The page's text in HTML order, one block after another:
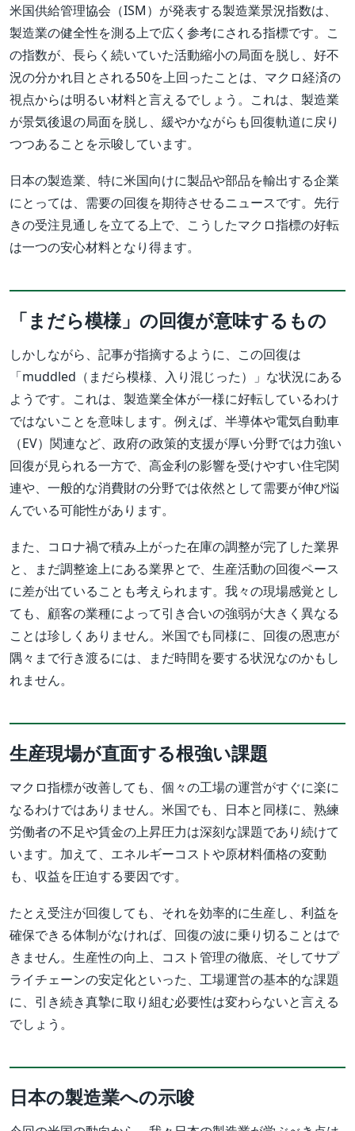
米国供給管理協会（ISM）が発表する製造業景況指数は、
製造業の健全性を測る上で広く参考にされる指標です。こ
の指数が、長らく続いていた活動縮小の局面を脱し、好不
況の分かれ目とされる50を上回ったことは、マクロ経済の
視点からは明るい材料と言えるでしょう。これは、製造業
が景気後退の局面を脱し、緩やかながらも回復軌道に戻り
つつあることを示唆しています。
日本の製造業、特に米国向けに製品や部品を輸出する企業
にとっては、需要の回復を期待させるニュースです。先行
きの受注見通しを立てる上で、こうしたマクロ指標の好転
は一つの安心材料となり得ます。
「まだら模様」の回復が意味するもの
しかしながら、記事が指摘するように、この回復は
「muddled（まだら模様、入り混じった）」な状況にある
ようです。これは、製造業全体が一様に好転しているわけ
ではないことを意味します。例えば、半導体や電気自動車
（EV）関連など、政府の政策的支援が厚い分野では力強い
回復が見られる一方で、高金利の影響を受けやすい住宅関
連や、一般的な消費財の分野では依然として需要が伸び悩
んでいる可能性があります。
また、コロナ禍で積み上がった在庫の調整が完了した業界
と、まだ調整途上にある業界とで、生産活動の回復ペース
に差が出ていることも考えられます。我々の現場感覚とし
ても、顧客の業種によって引き合いの強弱が大きく異なる
ことは珍しくありません。米国でも同様に、回復の恩恵が
隅々まで行き渡るには、まだ時間を要する状況なのかもし
れません。
生産現場が直面する根強い課題
マクロ指標が改善しても、個々の工場の運営がすぐに楽に
なるわけではありません。米国でも、日本と同様に、熟練
労働者の不足や賃金の上昇圧力は深刻な課題であり続けて
います。加えて、エネルギーコストや原材料価格の変動
も、収益を圧迫する要因です。
たとえ受注が回復しても、それを効率的に生産し、利益を
確保できる体制がなければ、回復の波に乗り切ることはで
きません。生産性の向上、コスト管理の徹底、そしてサプ
ライチェーンの安定化といった、工場運営の基本的な課題
に、引き続き真摯に取り組む必要性は変わらないと言える
でしょう。
日本の製造業への示唆